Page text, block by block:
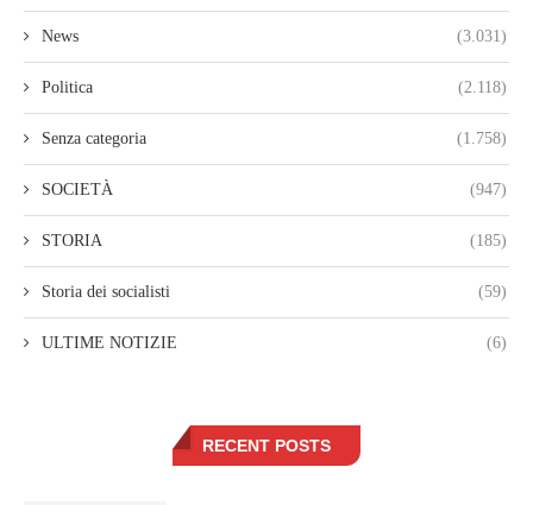
News (3.031)
Politica (2.118)
Senza categoria (1.758)
SOCIETÀ (947)
STORIA (185)
Storia dei socialisti (59)
ULTIME NOTIZIE (6)
RECENT POSTS